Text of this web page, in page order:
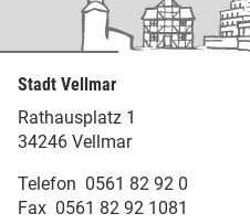
Stadt Vellmar
Rathausplatz 1
34246 Vellmar
Telefon 0561 82 92 0
Fax 0561 82 92 1081